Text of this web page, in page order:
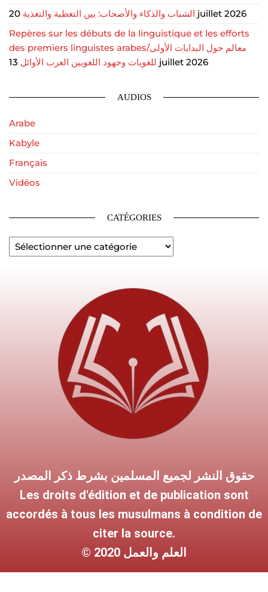
الشباب والذكاء والأصحاب: بين التغطية والتغذية 20 juillet 2026
Repères sur les débuts de la linguistique et les efforts
des premiers linguistes arabes/معالم حول البدايات الأولى
للغويات وجهود اللغويين العرب الأوائل 13 juillet 2026
AUDIOS
Arabe
Kabyle
Français
Vidéos
CATÉGORIES
حقوق النشر لجميع المسلمين بشرط ذكر المصدر
Les droits d'édition et de publication sont
accordés à tous les musulmans à condition de
citer la source.
© 2020 العلم والعمل